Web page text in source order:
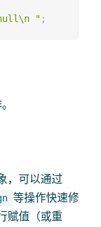
" ;
，可以通过
等操作快速修
赋值（或重